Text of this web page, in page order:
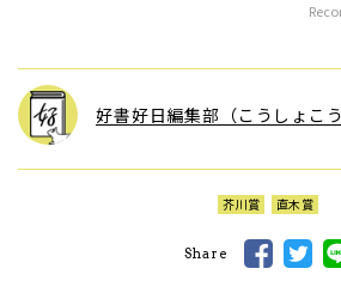
好書好日編集部（こうしょこ
芥川賞 直木賞
Share